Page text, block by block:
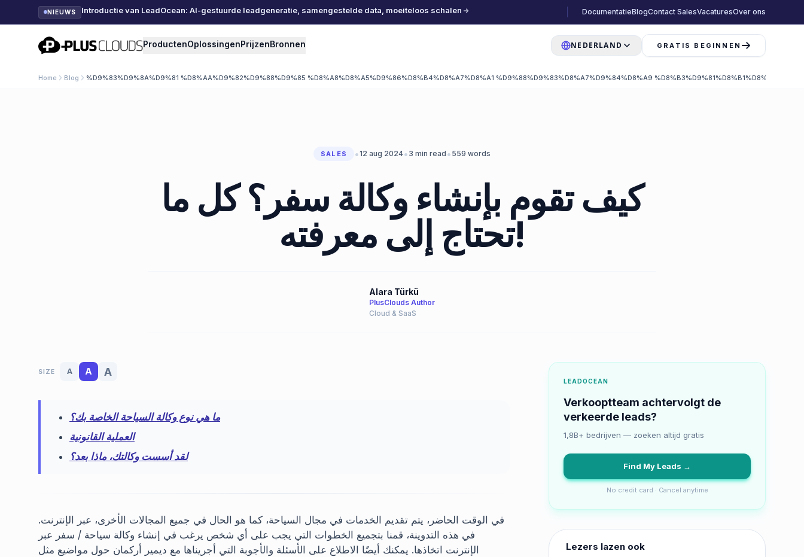
NIEUWS Introductie van LeadOcean: AI-gestuurde leadgeneratie, samengestelde data, moeiteloos schalen DocumentatieBlogContact SalesVacaturesOver ons
PlusClouds ProductenOplossingenPrijzenBronnen NEDERLAND GRATIS BEGINNEN
Home Blog %D9%83%D9%8A%D9%81 %D8%AA%D9%82%D9%88%D9%85 %D8%A8%D8%A5%D9%86%D8%B4%D8%A7%D8%A1 %D9%88%D9%83%D8%A7%D9%84%D8%A9 %D8%B3%D9%81%D8%B1%D8%9F
SALES •12 aug 2024• 3 min read • 559 words
كيف تقوم بإنشاء وكالة سفر؟ كل ما
تحتاج إلى معرفته!
Alara Türkü
PlusClouds Author
Cloud & SaaS
SIZE A A A
ما هي نوع وكالة السياحة الخاصة بك؟
العملية القانونية
لقد أسست وكالتك، ماذا بعد؟
في الوقت الحاضر، يتم تقديم الخدمات في مجال السياحة، كما هو الحال في جميع المجالات الأخرى، عبر الإنترنت.
في هذه التدوينة، قمنا بتجميع الخطوات التي يجب على أي شخص يرغب في إنشاء وكالة سياحة / سفر عبر
الإنترنت اتخاذها. يمكنك أيضًا الاطلاع على الأسئلة والأجوبة التي أجريناها مع ديمير أركمان حول مواضيع مثل
LEADOCEAN
Verkooptteam achtervolgt de
verkeerde leads?
1,8B+ bedrijven — zoeken altijd gratis
Find My Leads →
No credit card · Cancel anytime
Lezers lazen ook